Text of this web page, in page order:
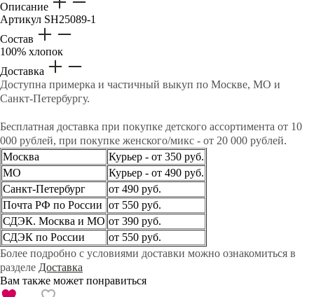
Описание
Артикул SH25089-1
Состав
100% хлопок
Доставка
Доступна примерка и частичный выкуп по Москве, МО и
Санкт-Петербургу.
Бесплатная доставка при покупке детского ассортимента от 10
000 рублей, при покупке женского/микс - от 20 000 рублей.
Москва
Курьер - от 350 руб.
МО
Курьер - от 490 руб.
Санкт-Петербург
от 490 руб.
Почта РФ по России от 550 руб.
СДЭК. Москва и МО от 390 руб.
СДЭК по России
от 550 руб.
Более подробно с условиями доставки можно ознакомиться в
разделе Доставка
Вам также может понравиться